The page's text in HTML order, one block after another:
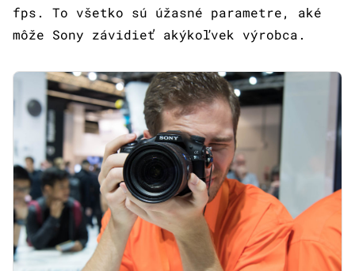
fps. To všetko sú úžasné parametre, aké
môže Sony závidieť akýkoľvek výrobca.